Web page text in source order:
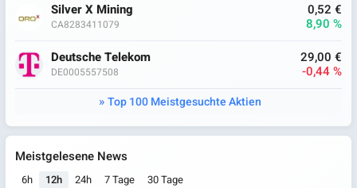
Silver X Mining
CA8283411079
0,52 €
8,90 %
Deutsche Telekom
DE0005557508
29,00 €
-0,44 %
Top 100 Meistgesuchte Aktien
Meistgelesene News
6h 12h 24h 7 Tage 30 Tage